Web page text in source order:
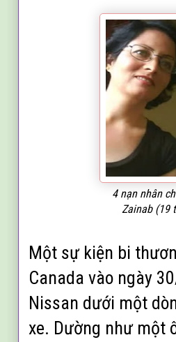
4 nạn nhân
Zainab (19
Một sự kiện bi
Canada vào ngày
Nissan dưới một
xe. Dường như một